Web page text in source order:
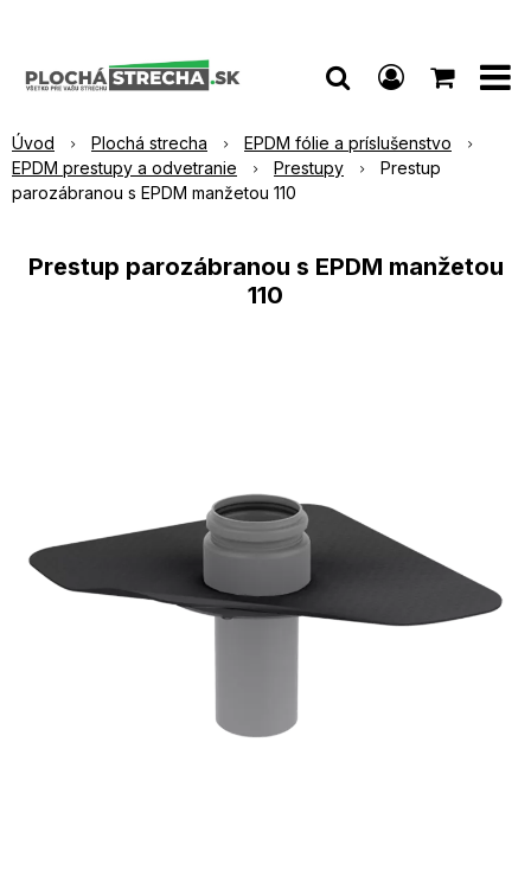
Úvod Plochá strecha
EPDM fólie a príslušenstvo
EPDM prestupy a odvetranie
Prestupy
Prestup
parozábranou s EPDM manžetou 110
Prestup parozábranou s EPDM manžetou
110